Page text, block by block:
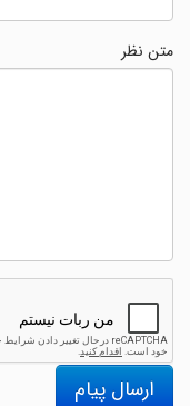
متن نظر
ارسال پیام